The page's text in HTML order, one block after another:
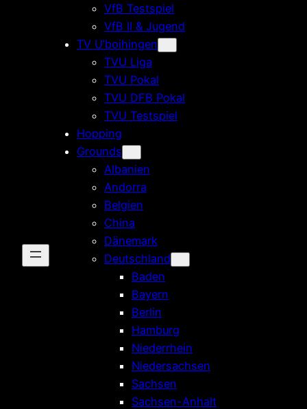
VfB Testspiel
VfB II & Jugend
TV U’boihingen
TVU Liga
TVU Pokal
TVU DFB Pokal
TVU Testspiel
Hopping
Grounds
Albanien
Andorra
Belgien
China
Dänemark
Deutschland
Baden
Bayern
Berlin
Hamburg
Niederrhein
Niedersachsen
Sachsen
Sachsen-Anhalt